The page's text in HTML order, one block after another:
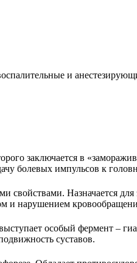
и
заключается в
болевых импульсов к
Назначается для
и нарушением
особый фермент –
суставов.